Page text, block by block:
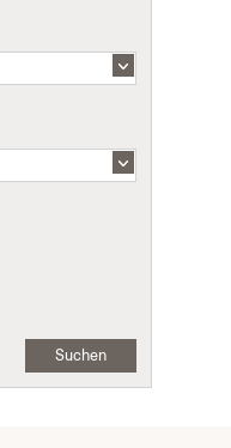
Suchen